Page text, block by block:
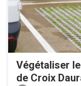
Végétaliser
de Croix